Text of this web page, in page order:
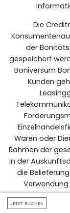
JETZT BUCHEN
Die
der
gespeichert
Boniversum
Kunden
Waren oder
Rahmen der
in der
die
In der